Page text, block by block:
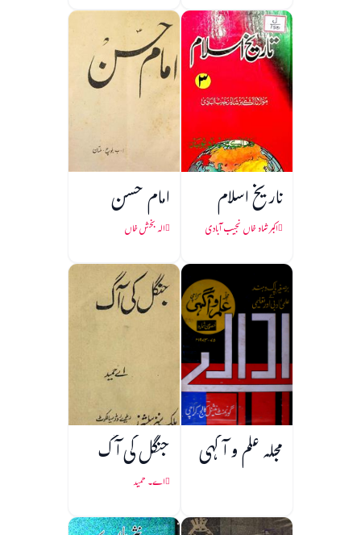
تاریخ اسلام
اکبر شاہ خاں نجیب آبادی
امام حسن
الہ بخش خاں
مجلہ علم و آگہی جنگل کی آگ
اے۔ حمید